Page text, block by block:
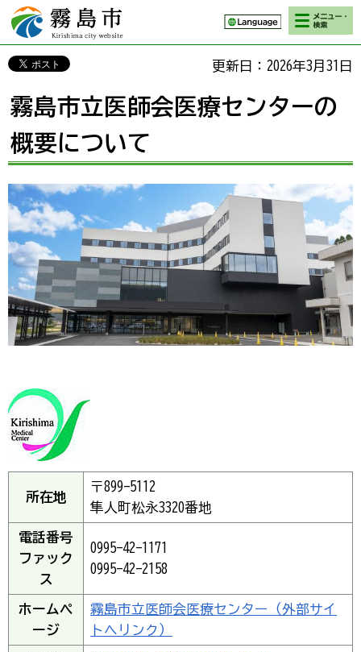
霧島市 Kirishima
city website
検索・メニ
ュー
更新日：2026年3月31日
霧島市立医師会医療センターの
概要について
所在地
〒899-5112
隼人町松永3320番地
電話番号
ファック
ス
0995-42-1171
0995-42-2158
ホームペ
ージ
霧島市立医師会医療センター（外部サイ
トへリンク）